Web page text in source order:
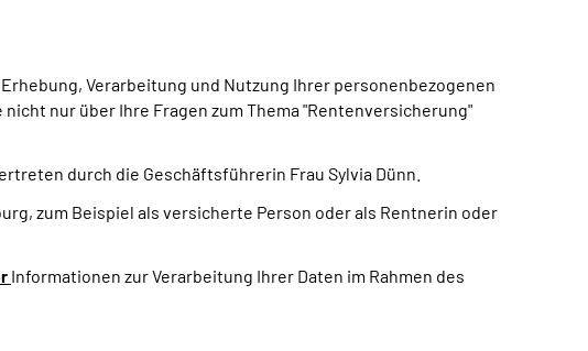
Verarbeitung und Nutzung Ihrer personenbezogenen
nur über Ihre Fragen zum Thema "Rentenversicherung"
durch die Geschäftsführerin Frau Sylvia Dünn.
zum Beispiel als versicherte Person oder als Rentnerin oder
Informationen zur Verarbeitung Ihrer Daten im Rahmen des